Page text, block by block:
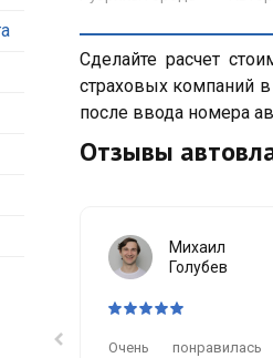
Сделайте расчет
страховых компаний
после ввода номера
Отзывы
Михаил
Голубев
Очень